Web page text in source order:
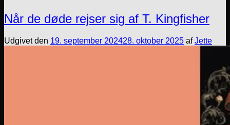
Når de døde rejser sig af T. Kingfisher
Udgivet den 19. september 202428. oktober 2025 afJette